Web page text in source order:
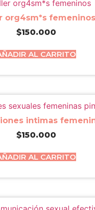
org4sm*s femeninos
$150.000
AL CARRITO
intimas
$150.000
AL CARRITO